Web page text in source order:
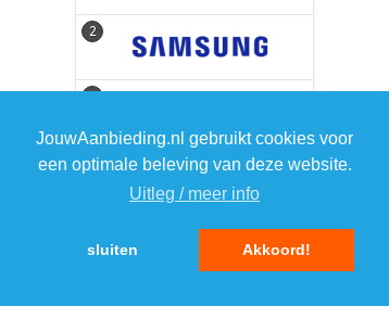
JouwAanbieding.nl gebruikt cookies voor
een optimale beleving van deze website.
Uitleg / meer info
sluiten Akkoord!
2
4 4
5